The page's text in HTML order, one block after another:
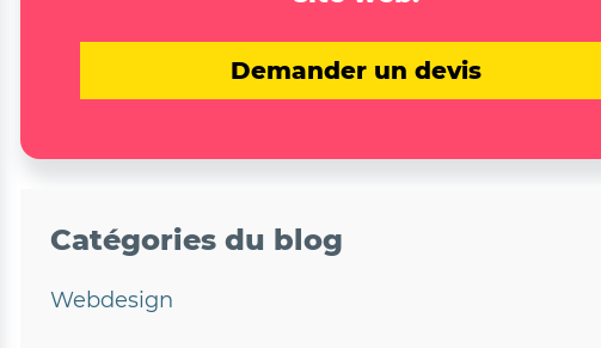
Demander un devis
Catégories du blog
Webdesign